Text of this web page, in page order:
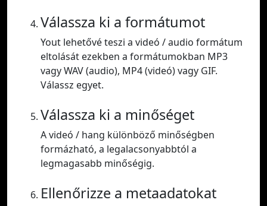
Válassza ki a formátumot
Yout lehetővé teszi a videó / audio formátum
eltolását ezekben a formátumokban MP3
vagy WAV (audio), MP4 (videó) vagy GIF.
Válassz egyet.
Válassza ki a minőséget
A videó / hang különböző minőségben
formázható, a legalacsonyabbtól a
legmagasabb minőségig.
Ellenőrizze a metaadatokat